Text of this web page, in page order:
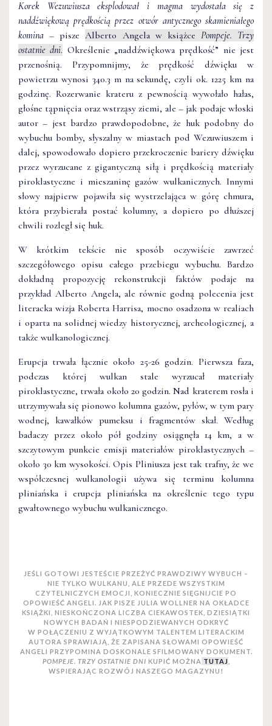
Korek Wezuwiusza eksplodował i magma wydostała się z
naddźwiękową prędkością przez otwór antycznego skamieniałego
komina – piszeAlberto Angela w książce Pompeje. Trzy
ostatnie dni. Określenie „naddźwiękowa prędkość” nie jest
przenośnią. Przypomnijmy, że prędkość dźwięku w
powietrzu wynosi 340.3 m na sekundę, czyli ok. 1225 km na
godzinę. Rozerwanie krateru z pewnością wywołało hałas,
głośne tąpnięcia oraz wstrząsy ziemi, ale – jak podaje włoski
autor – jest bardzo prawdopodobne, że huk podobny do
wybuchu bomby, słyszalny w miastach pod Wezuwiuszem i
dalej, spowodowało dopiero przekroczenie bariery dźwięku
przez wyrzucane z gigantyczną siłą i prędkością materiały
piroklastyczne i mieszaninę gazów wulkanicznych. Innymi
słowy najpierw pojawiła się wystrzelająca w górę chmura,
która przybierała postać kolumny, a dopiero po dłuższej
chwili rozległ się huk.
W krótkim tekście nie sposób oczywiście zawrzeć
szczegółowego opisu całego przebiegu wybuchu. Bardzo
dokładną propozycję rekonstrukcji faktów podaje na
przykład Alberto Angela, ale równie godną polecenia jest
literacka wizja Roberta Harrisa, mocno osadzona w realiach
i oparta na solidnej wiedzy historycznej, archeologicznej, a
także wulkanologicznej.
Erupcja trwała łącznie około 25-26 godzin. Pierwsza faza,
podczas której wulkan stale wyrzucał materiały
piroklastyczne, trwała około 20 godzin. Nad kraterem rosła i
utrzymywała się pionowo kolumna gazów, pyłów, w tym pary
wodnej, kawałków pumeksu i fragmentów skał. Według
badaczy przez około pół godziny osiągnęła 14 km, a w
szczytowym punkcie emisji materiałów piroklastycznych –
około 30 km wysokości. Opis Pliniusza jest tak trafny, że we
współczesnej wulkanologii używa się terminu kolumna
pliniańska i erupcja pliniańska na określenie tego typu
gwałtownego wybuchu wulkanicznego.
JEŚLI GOTOWI JESTEŚCIE PRZEŻYĆ PRAWDZIWY WYBUCH –
NIE TYLKO WULKANU, ALE PRZEDE WSZYSTKIM
CZYTELNICZYCH EMOCJI, KONIECZNIE SIĘGNIJCIE PO
OPOWIEŚĆ ANGELI. JAK PISZE JULIA WOLLNER NA OKŁADCE
KSIĄŻKI, NIESKOŃCZONA LICZBA CIEKAWOSTEK, DZIESIĄTKI
NOWYCH BADAŃ I NIESPODZIEWANYCH ODKRYĆ
W POŁĄCZENIU Z WYJĄTKOWYM TALENTEM LITERACKIM
AUTORA SPRAWIAJĄ, ŻE ZAPISANA SŁOWAMI OPOWIEŚĆ
ANGELI PRZYPOMINA DOSKONALE SFILMOWANY DOKUMENT.
POMPEJE. TRZY OSTATNIE DNI KUPIĆ MOŻNA TUTAJ
WSPIERAJĄC ROZWÓJ NASZEGO MAGAZYNU!